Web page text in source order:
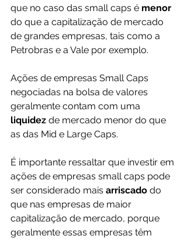
que no caso das small caps é menor
do que a capitalização de mercado
de grandes empresas, tais como a
Petrobras e a Vale por exemplo.
Ações de empresas Small Caps
negociadas na bolsa de valores
geralmente contam com uma
liquidez de mercado menor do que
as das Mid e Large Caps.
É importante ressaltar que investir em
ações de empresas small caps pode
ser considerado mais arriscado do
que nas empresas de maior
capitalização de mercado, porque
geralmente essas empresas têm